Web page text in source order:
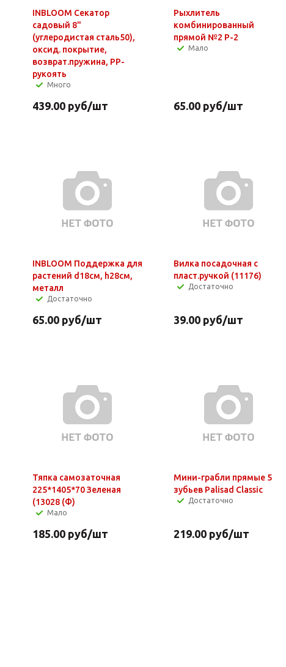
INBLOOM Секатор
садовый 8"
(углеродистая сталь50),
оксид. покрытие,
возврат.пружина, PР-
рукоять
Много
439.00руб/шт
Рыхлитель
комбинированный
прямой №2 Р-2
Мало
65.00 руб/шт
INBLOOM Поддержка для
растений d18см, h28см,
металл
Достаточно
65.00руб/шт
Вилка посадочная с
пласт.ручкой (11176)
Достаточно
39.00 руб/шт
Тяпка самозаточная
225*1405*70 Зеленая
(13028 (Ф)
Мало
185.00руб/шт
Мини-грабли прямые 5
зубьев Palisad Classic
Достаточно
219.00 руб/шт